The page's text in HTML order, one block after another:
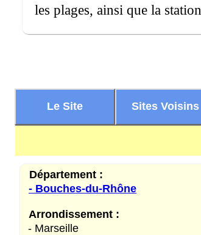
les plages, ainsi que la
Le Site Sites Voisins
Département :
- Bouches-du-Rhône
Arrondissement :
- Marseille